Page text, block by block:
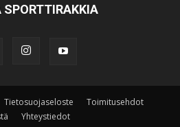
SPORTTIRAKKIA
Tietosuojaseloste
Toimitusehdot
Yhteystiedot